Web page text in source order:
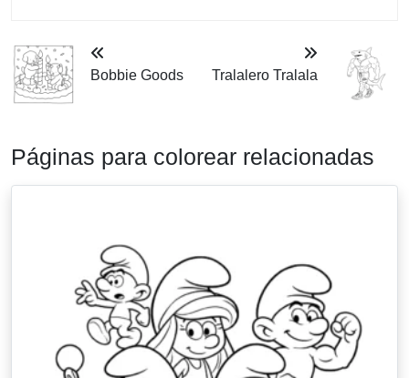
Bobbie Goods Tralalero Tralala
Páginas para colorear relacionadas